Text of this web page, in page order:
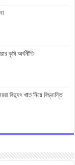
কৃষি অর্থনীতি
বিদ্যুৎ খাত নিয়ে বিভ্রান্তি